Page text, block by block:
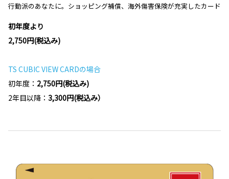
行動派のあなたに。ショッピング補償、海外傷害保険が充実したカード
初年度より
2,750円(税込み)
TS CUBIC VIEW CARDの場合
初年度： 2,750円(税込み)
2年目以降： 3,300円(税込み）